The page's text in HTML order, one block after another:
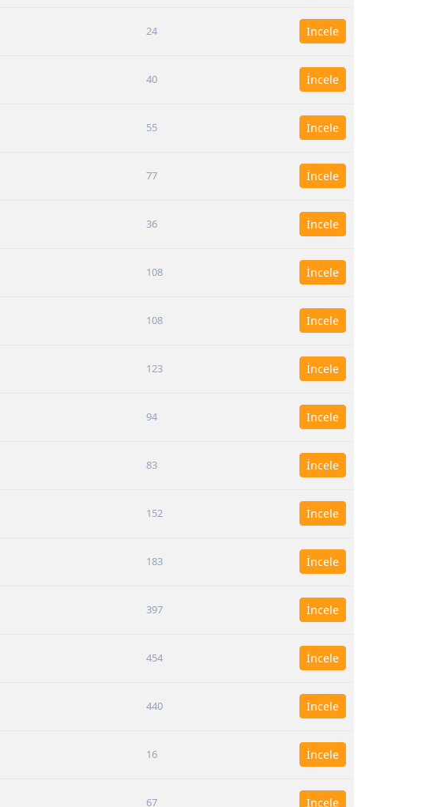
24 İncele
40 İncele
55 İncele
77 İncele
36 İncele
108 İncele
108 İncele
123 İncele
94 İncele
83 İncele
152 İncele
183 İncele
397 İncele
454 İncele
440 İncele
16 İncele
67 İncele